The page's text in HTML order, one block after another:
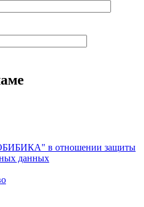
в отношении защиты
данных